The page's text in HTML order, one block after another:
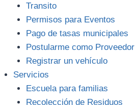
Transito
Permisos para Eventos
Pago de tasas municipales
Postularme como Proveedor
Registrar un vehículo
Servicios
Escuela para familias
Recolección de Residuos